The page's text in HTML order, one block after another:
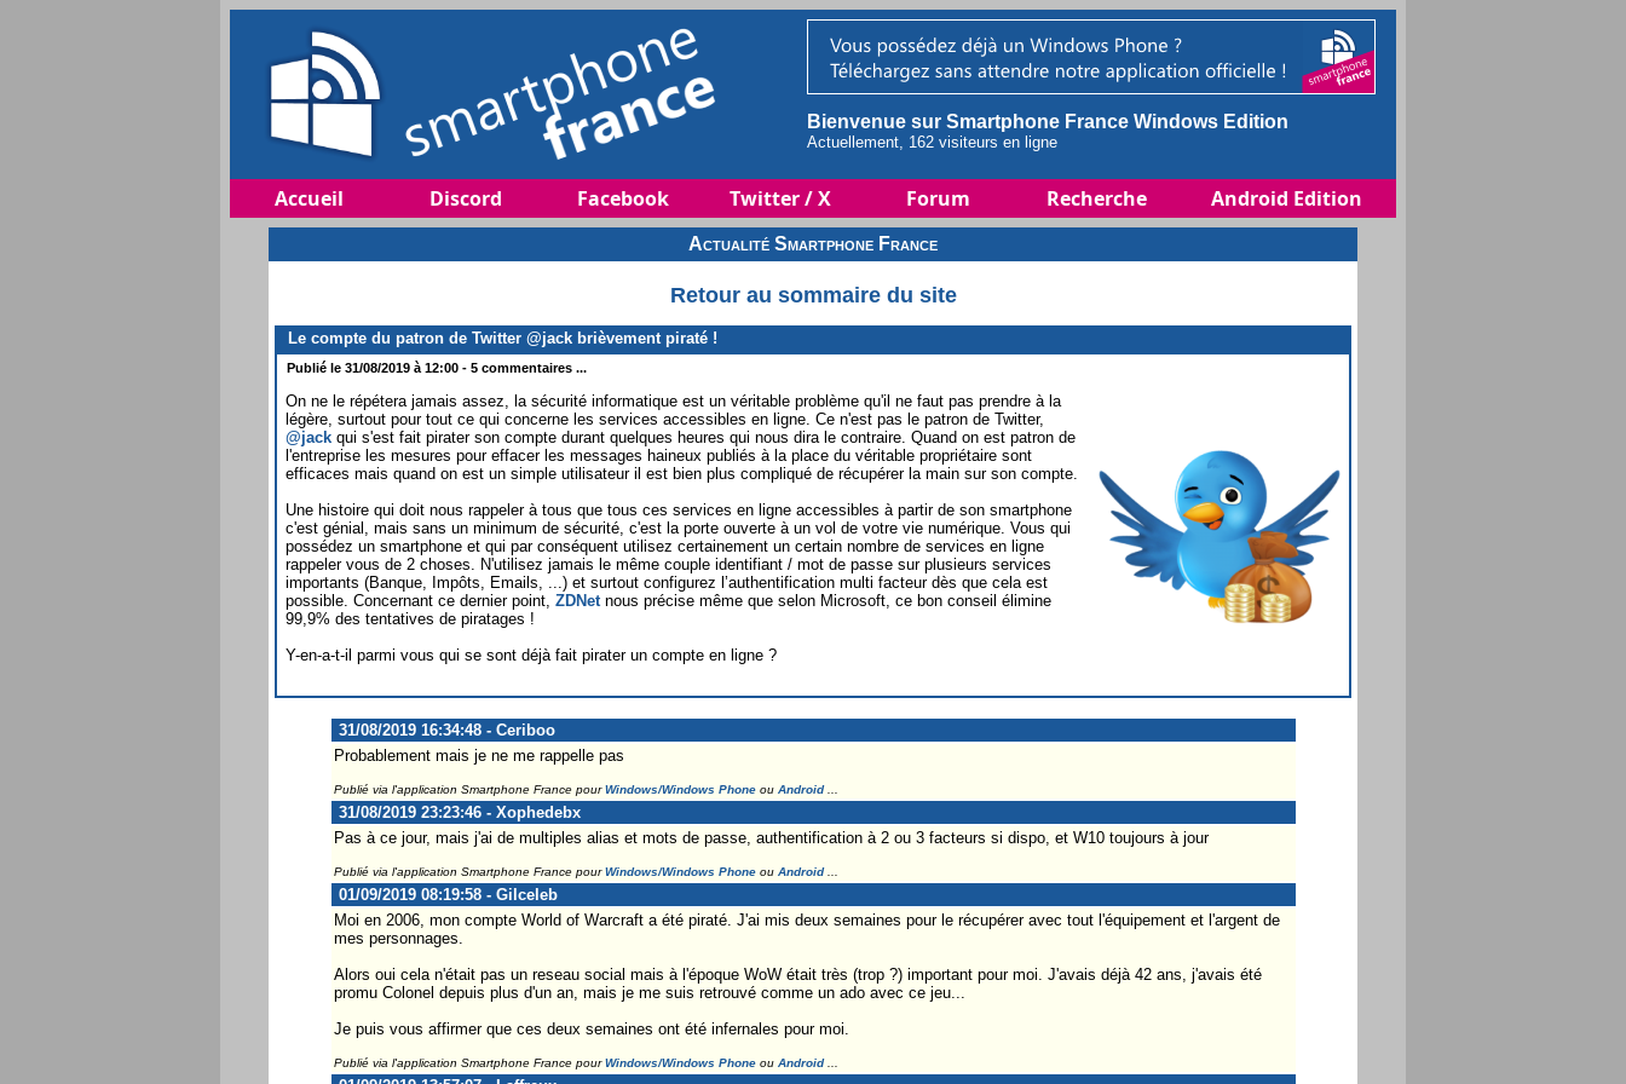
Bienvenue sur Smartphone France Windows Edition
Actuellement, 162 visiteurs en ligne
Accueil Discord Facebook Twitter / X Forum Recherche Android Edition
Actualité Smartphone France
Retour au sommaire du site
Le compte du patron de Twitter @jack brièvement piraté !
Publié le 31/08/2019 à 12:00 - 5 commentaires ...
On ne le répétera jamais assez, la sécurité informatique est un véritable problème qu'il ne faut pas prendre à la
légère, surtout pour tout ce qui concerne les services accessibles en ligne. Ce n'est pas le patron de Twitter,
@jack qui s'est fait pirater son compte durant quelques heures qui nous dira le contraire. Quand on est patron de
l'entreprise les mesures pour effacer les messages haineux publiés à la place du véritable propriétaire sont
efficaces mais quand on est un simple utilisateur il est bien plus compliqué de récupérer la main sur son compte.
Une histoire qui doit nous rappeler à tous que tous ces services en ligne accessibles à partir de son smartphone
c'est génial, mais sans un minimum de sécurité, c'est la porte ouverte à un vol de votre vie numérique. Vous qui
possédez un smartphone et qui par conséquent utilisez certainement un certain nombre de services en ligne
rappeler vous de 2 choses. N'utilisez jamais le même couple identifiant / mot de passe sur plusieurs services
importants (Banque, Impôts, Emails, ...) et surtout configurez l’authentification multi facteur dès que cela est
possible. Concernant ce dernier point, ZDNet nous précise même que selon Microsoft, ce bon conseil élimine
99,9% des tentatives de piratages !
Y-en-a-t-il parmi vous qui se sont déjà fait pirater un compte en ligne ?
31/08/2019 16:34:48 - Ceriboo
Probablement mais je ne me rappelle pas
Publié via l'application Smartphone France pourWindows/Windows Phoneou Android...
31/08/2019 23:23:46 - Xophedebx
Pas à ce jour, mais j'ai de multiples alias et mots de passe, authentification à 2 ou 3 facteurs si dispo, et W10 toujours à jour
Publié via l'application Smartphone France pourWindows/Windows Phoneou Android...
01/09/2019 08:19:58 - Gilceleb
Moi en 2006, mon compte World of Warcraft a été piraté. J'ai mis deux semaines pour le récupérer avec tout l'équipement et l'argent de
mes personnages.
Alors oui cela n'était pas un reseau social mais à l'époque WoW était très (trop ?) important pour moi. J'avais déjà 42 ans, j'avais été
promu Colonel depuis plus d'un an, mais je me suis retrouvé comme un ado avec ce jeu...
Je puis vous affirmer que ces deux semaines ont été infernales pour moi.
Publié via l'application Smartphone France pourWindows/Windows Phoneou Android...